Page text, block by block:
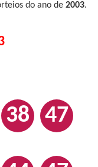
do ano de 2003.
38 47